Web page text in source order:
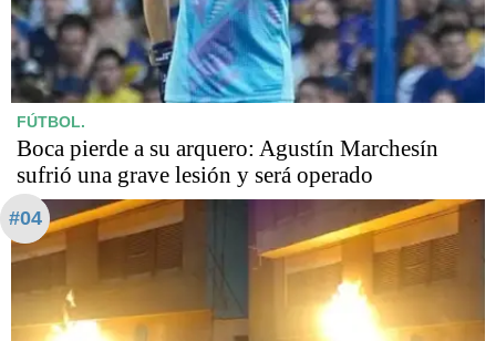
FÚTBOL.
Boca pierde a su arquero: Agustín Marchesín
sufrió una grave lesión y será operado
#04